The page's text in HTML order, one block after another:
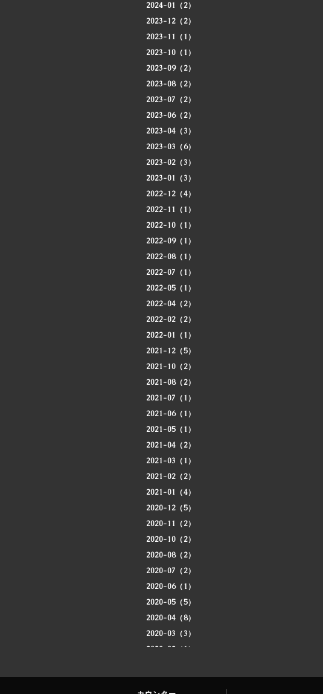
2024-01（2）
2023-12（2）
2023-11（1）
2023-10（1）
2023-09（2）
2023-08（2）
2023-07（2）
2023-06（2）
2023-04（3）
2023-03（6）
2023-02（3）
2023-01（3）
2022-12（4）
2022-11（1）
2022-10（1）
2022-09（1）
2022-08（1）
2022-07（1）
2022-05（1）
2022-04（2）
2022-02（2）
2022-01（1）
2021-12（5）
2021-10（2）
2021-08（2）
2021-07（1）
2021-06（1）
2021-05（1）
2021-04（2）
2021-03（1）
2021-02（2）
2021-01（4）
2020-12（5）
2020-11（2）
2020-10（2）
2020-08（2）
2020-07（2）
2020-06（1）
2020-05（5）
2020-04（8）
2020-03（3）
2020-02（1）